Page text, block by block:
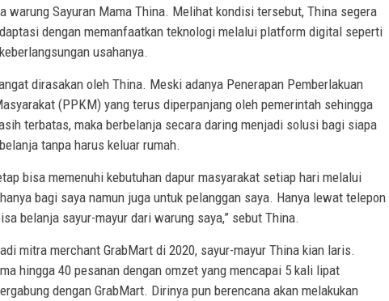
warung Sayuran Mama Thina. Melihat kondisi tersebut, Thina segera
dengan memanfaatkan teknologi melalui platform digital seperti
usahanya.
dirasakan oleh Thina. Meski adanya Penerapan Pemberlakuan
(PPKM) yang terus diperpanjang oleh pemerintah sehingga
terbatas, maka berbelanja secara daring menjadi solusi bagi siapa
tanpa harus keluar rumah.
bisa memenuhi kebutuhan dapur masyarakat setiap hari melalui
bagi saya namun juga untuk pelanggan saya. Hanya lewat telepon
belanja sayur-mayur dari warung saya,” sebut Thina.
mitra merchant GrabMart di 2020, sayur-mayur Thina kian laris.
hingga 40 pesanan dengan omzet yang mencapai 5 kali lipat
dengan GrabMart. Dirinya pun berencana akan melakukan